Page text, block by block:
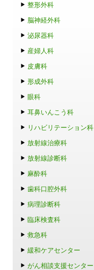
整形外科
脳神経外科
泌尿器科
産婦人科
皮膚科
形成外科
眼科
耳鼻いんこう科
リハビリテーション科
放射線治療科
放射線診断科
麻酔科
歯科口腔外科
病理診断科
臨床検査科
救急科
緩和ケアセンター
がん相談支援センター